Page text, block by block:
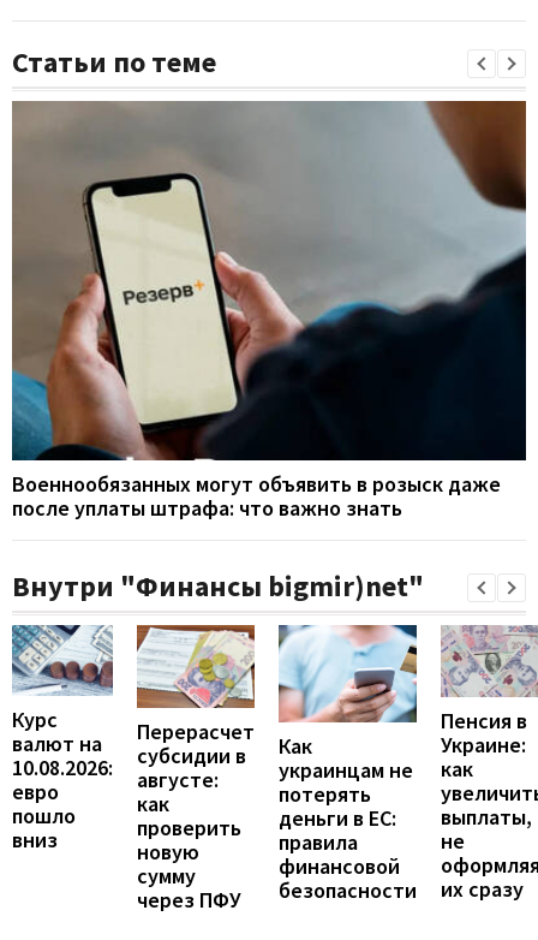
Статьи по теме
Военнообязанных могут объявить в розыск даже
после уплаты штрафа: что важно знать
Внутри "Финансы bigmir)net"
Курс
валют на
10.08.2026:
евро
пошло
вниз
Перерасчет
субсидии в
августе:
как
проверить
новую
сумму
через ПФУ
Как
украинцам не
потерять
деньги в ЕС:
правила
финансовой
безопасности
Пенсия в
Украине:
как
выплаты,
не
их сразу